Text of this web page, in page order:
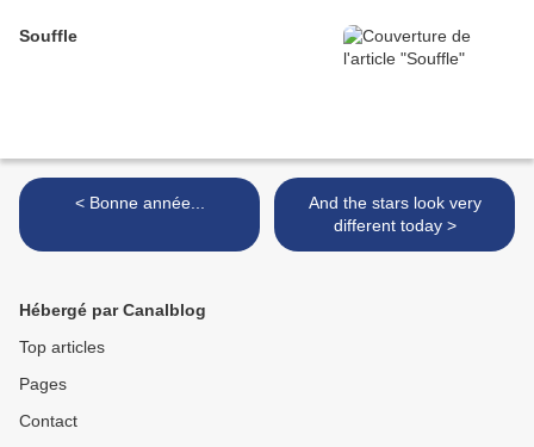
Souffle
< Bonne année...
And the stars look very
different today >
Hébergé par Canalblog
Top articles
Pages
Contact